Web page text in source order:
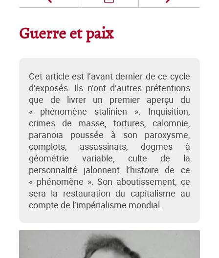
Guerre et paix
Cet article est l’avant dernier de ce cycle
d’exposés. Ils n’ont d’autres prétentions
que de livrer un premier aperçu du
« phénomène stalinien ». Inquisition,
crimes de masse, tortures, calomnie,
paranoïa poussée à son paroxysme,
complots, assassinats, dogmes à
géométrie variable, culte de la
personnalité jalonnent l’histoire de ce
« phénomène ». Son aboutissement, ce
sera la restauration du capitalisme au
compte de l’impérialisme mondial.